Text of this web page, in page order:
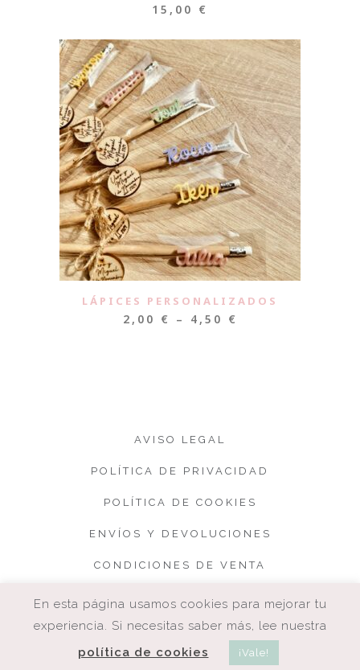
15,00 €
LÁPICES PERSONALIZADOS
2,00 € – 4,50 €
AVISO LEGAL
POLÍTICA DE PRIVACIDAD
POLÍTICA DE COOKIES
ENVÍOS Y DEVOLUCIONES
CONDICIONES DE VENTA
COPYRIGHT. CUQUETA.
En esta página usamos cookies para mejorar tu
experiencia. Si necesitas saber más, lee nuestra
política de cookies
¡Vale!